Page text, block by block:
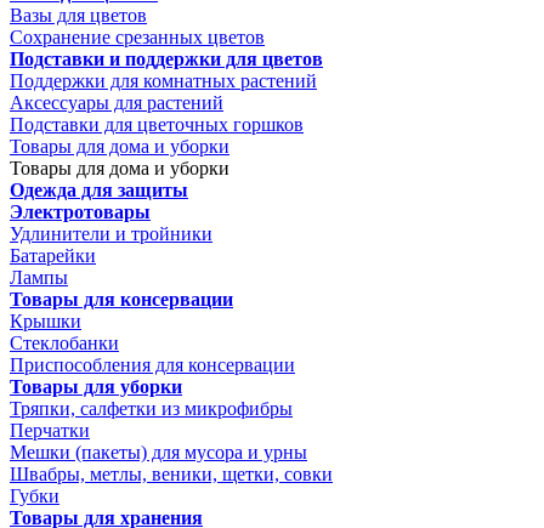
Вазы для цветов
Сохранение срезанных цветов
Подставки и поддержки для цветов
Поддержки для комнатных растений
Аксессуары для растений
Подставки для цветочных горшков
Товары для дома и уборки
Товары для дома и уборки
Одежда для защиты
Электротовары
Удлинители и тройники
Батарейки
Лампы
Товары для консервации
Крышки
Стеклобанки
Приспособления для консервации
Товары для уборки
Тряпки, салфетки из микрофибры
Перчатки
Мешки (пакеты) для мусора и урны
Швабры, метлы, веники, щетки, совки
Губки
Товары для хранения